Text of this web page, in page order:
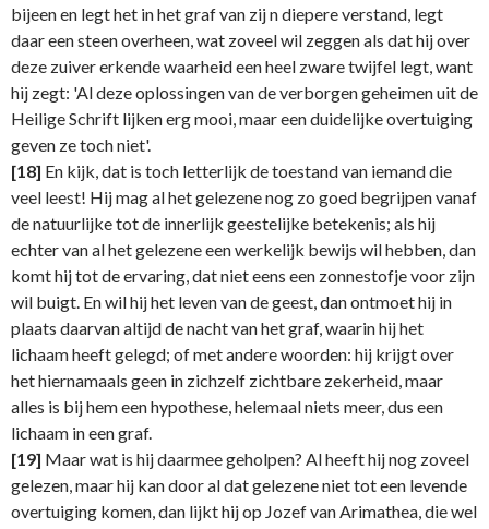
bijeen en legt het in het graf van zij n diepere verstand, legt
daar een steen overheen, wat zoveel wil zeggen als dat hij over
deze zuiver erkende waarheid een heel zware twijfel legt, want
hij zegt: 'Al deze oplossingen van de verborgen geheimen uit de
Heilige Schrift lijken erg mooi, maar een duidelijke overtuiging
geven ze toch niet'.
[18] En kijk, dat is toch letterlijk de toestand van iemand die
veel leest! Hij mag al het gelezene nog zo goed begrijpen vanaf
de natuurlijke tot de innerlijk geestelijke betekenis; als hij
echter van al het gelezene een werkelijk bewijs wil hebben, dan
komt hij tot de ervaring, dat niet eens een zonnestofje voor zijn
wil buigt. En wil hij het leven van de geest, dan ontmoet hij in
plaats daarvan altijd de nacht van het graf, waarin hij het
lichaam heeft gelegd; of met andere woorden: hij krijgt over
het hiernamaals geen in zichzelf zichtbare zekerheid, maar
alles is bij hem een hypothese, helemaal niets meer, dus een
lichaam in een graf.
[19] Maar wat is hij daarmee geholpen? Al heeft hij nog zoveel
gelezen, maar hij kan door al dat gelezene niet tot een levende
overtuiging komen, dan lijkt hij op Jozef van Arimathea, die wel